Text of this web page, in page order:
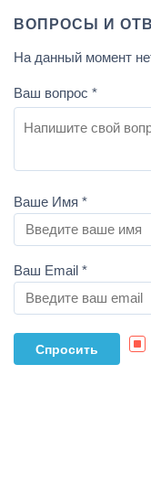
ВОПРОСЫ И
На данный момент
Ваш вопрос *
Ваше Имя *
Ваш Email *